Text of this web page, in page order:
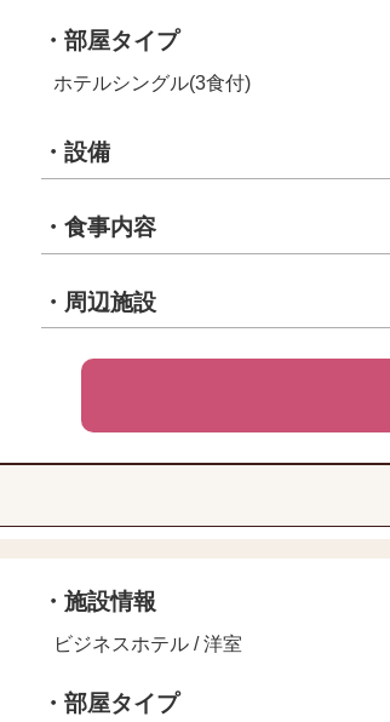
・部屋タイプ
ホテルシングル(3食付)
・設備
・食事内容
・周辺施設
・施設情報
ビジネスホテル / 洋室
・部屋タイプ